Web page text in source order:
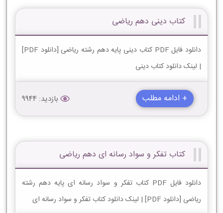
کتاب دینی دهم ریاضی
دانلود فایل PDF کتاب دینی پایه دهم رشته ریاضی [دانلود PDF]
| لینک دانلود کتاب دینی
+ ادامه مطلب بازدید: 9944
کتاب تفکر و سواد رسانه ای دهم ریاضی
دانلود فایل PDF کتاب تفکر و سواد رسانه ای پایه دهم رشته
ریاضی [دانلود PDF] | لینک دانلود کتاب تفکر و سواد رسانه ای